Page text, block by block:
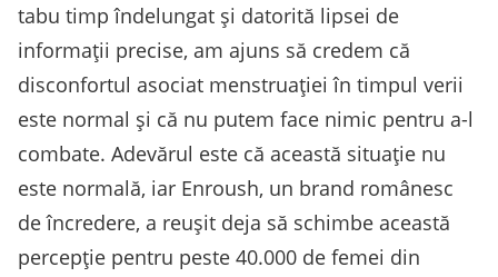
tabu timp îndelungat și datorită lipsei de
informații precise, am ajuns să credem că
disconfortul asociat menstruației în timpul verii
este normal și că nu putem face nimic pentru a-l
combate. Adevărul este că această situație nu
este normală, iar Enroush, un brand românesc
de încredere, a reușit deja să schimbe această
percepție pentru peste 40.000 de femei din